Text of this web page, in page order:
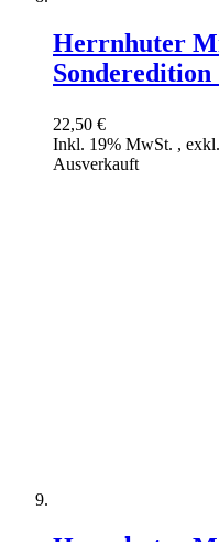
Herrnhuter
Sonderedition
22,50 €
Inkl. 19% MwSt. , exkl.
Ausverkauft